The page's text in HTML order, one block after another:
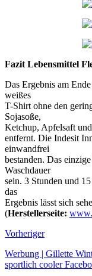
Fazit Lebensmittel
Das Ergebnis am
weißes
T-Shirt ohne den
Sojasoße,
Ketchup, Apfelsaft
entfernt. Die Indesit
einwandfrei
bestanden. Das
Waschdauer
sein. 3 Stunden und
das
Ergebnis lässt sich
(Herstellerseite:
Vorheriger
Werbung | Gillette
sportlich cooler